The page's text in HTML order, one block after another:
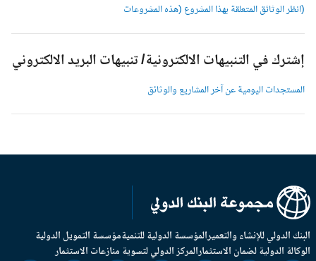
(انظر الوثائق المتعلقة بهذا المشروع (هذه المشروعات
إشترك في التنبيهات الالكترونية/ تنبيهات البريد الالكتروني
المستجدات اليومية عن آخر المشاريع والوثائق
الدولي للإنشاء والتعميرالمؤسسة الدولية للتنميةمؤسسة التمويل الدولية
الدولية لضمان الاستثمارالمركز الدولي لتسوية منازعات الاستثمار